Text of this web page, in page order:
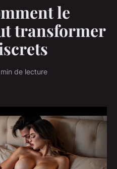
le
transformer
de lecture